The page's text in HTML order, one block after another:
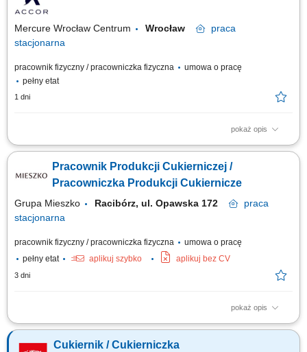
polew i nadzień owocowych. Asystowanie wykwalifikowanym cukiernikom
Mercure Wrocław Centrum Wrocław
praca
stacjonarna
pracownik fizyczny / pracowniczka fizyczna
umowa o pracę
pełny etat
1 dni
pokaż opis
Jak wygląda dzień w pracy? Przygotowujesz desery i wypieki, dekorujesz
hotelowego menu, ale masz też przestrzeń na własną kreatywność;
Dbasz o porządek i higienę w miejscu pracy, przestrzegasz zasad
Pracownik Produkcji Cukierniczej /
Pracowniczka Produkcji Cukiernicze
Grupa Mieszko Racibórz, ul. Opawska 172
praca
stacjonarna
pracownik fizyczny / pracowniczka fizyczna
umowa o pracę
pełny etat
aplikuj szybko aplikuj bez CV
3 dni
pokaż opis
Twoje zadania: przygotowywanie surowców do procesu produkcyjnego,
monitorowanie prawidłowego przebiegu produkcji, kontrola jakości
Cukiernik / Cukierniczka